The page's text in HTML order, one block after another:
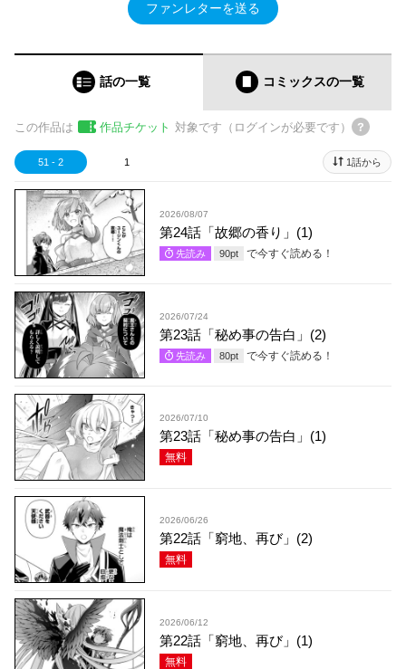
ファンレターを送る
話の一覧 コミックスの一覧
この作品は 作品チケット 対象です（ログインが必要です）
51 - 2 1 1話から
2026/08/07
第24話「故郷の香り」(1)
先読み 90pt で今すぐ読める！
2026/07/24
第23話「秘め事の告白」(2)
先読み 80pt で今すぐ読める！
2026/07/10
第23話「秘め事の告白」(1)
無料
2026/06/26
第22話「窮地、再び」(2)
無料
2026/06/12
第22話「窮地、再び」(1)
無料